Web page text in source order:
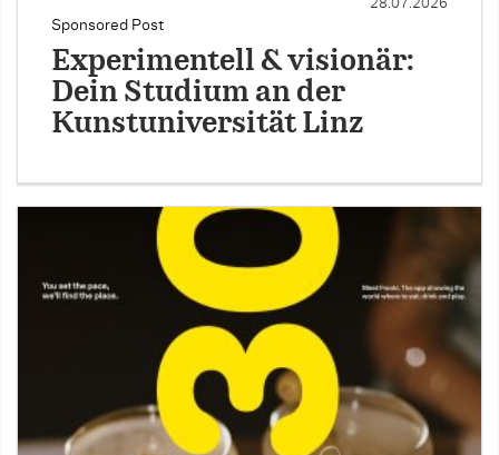
Sponsored Post
28.07.2026
Experimentell & visionär:
Dein Studium an der
Kunstuniversität Linz